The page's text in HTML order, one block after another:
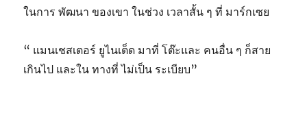
ในการ พัฒนา ของเขา ในช่วง เวลาสั้น ๆ ที่ มาร์กเซย
“ แมนเชสเตอร์ ยูไนเต็ด มาที่ โต๊ะและ คนอื่น ๆ ก็สาย
เกินไป และใน ทางที่ ไม่เป็น ระเบียบ”